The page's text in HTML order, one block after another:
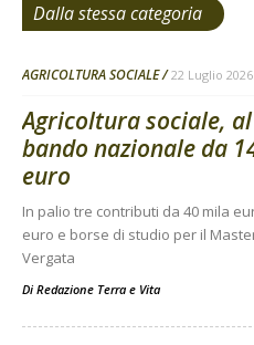
Dalla stessa categoria
AGRICOLTURA SOCIALE 22 Luglio 2026
Agricoltura sociale,
bando nazionale da
euro
In palio tre contributi da 40 mila
euro e borse di studio per il
Vergata
Di Redazione Terra e Vita